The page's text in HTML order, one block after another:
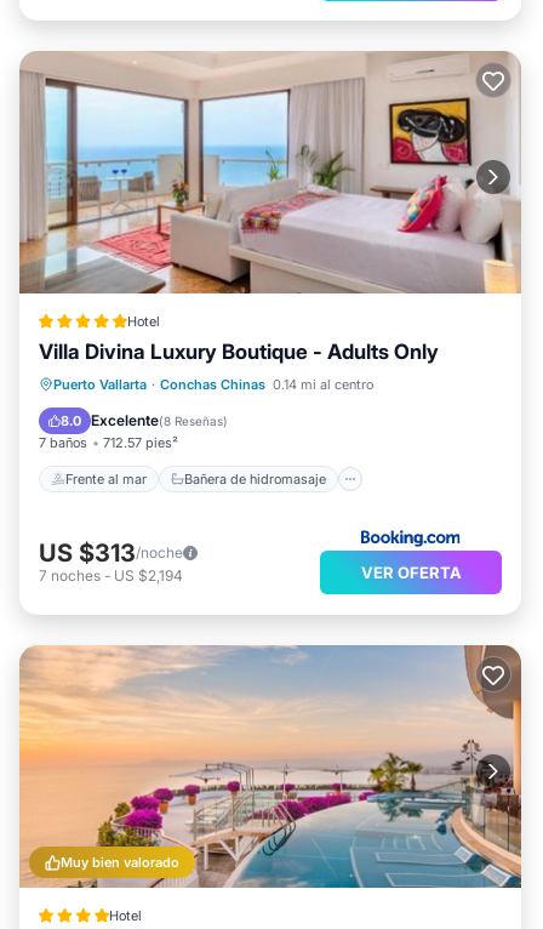
Hotel
Villa Divina Luxury Boutique - Adults Only
Puerto Vallarta · Conchas Chinas 0.14 mi al centro
8.0 Excelente(8 Reseñas)
7 baños 712.57 pies²
Frente al mar Bañera de hidromasaje
Frente al mar
Bañera de hidromasaje
Spa
Piscina
US $313/noche
7 noches - US $2,194 VER OFERTA
Muy bien valorado
Hotel